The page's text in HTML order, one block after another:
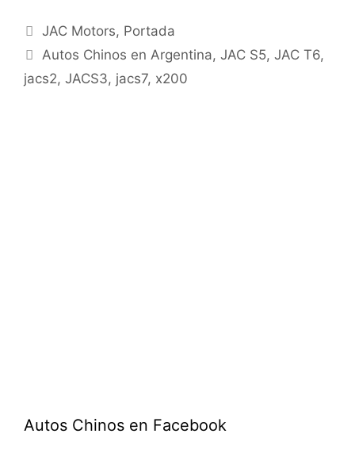
JAC Motors, Portada
Autos Chinos en Argentina,JAC S5,JAC T6,
jacs2, JACS3, jacs7, x200
Autos Chinos en Facebook